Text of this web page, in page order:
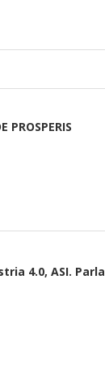
PROSPERIS
4.0, ASI. Parla